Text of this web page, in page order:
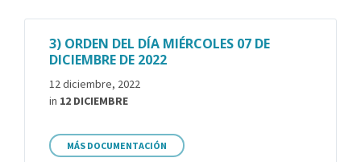
3) ORDEN DEL DÍA MIÉRCOLES 07 DE
DICIEMBRE DE 2022
12 diciembre, 2022
in 12 DICIEMBRE
MÁS DOCUMENTACIÓN